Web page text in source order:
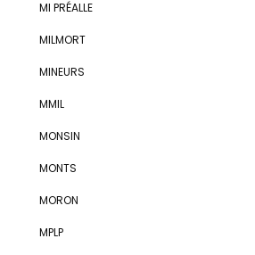
MI PRÉALLE
MILMORT
MINEURS
MMIL
MONSIN
MONTS
MORON
MPLP